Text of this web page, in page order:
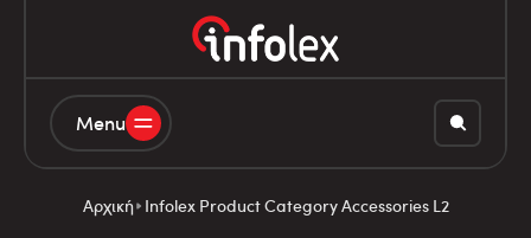
Menu
Αρχική Infolex Product Category Accessories L2